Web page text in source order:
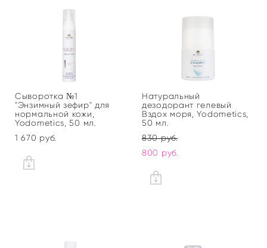
Сыворотка №1
"Энзимный зефир" для
нормальной кожи,
Yodometics, 50 мл.
1 670 pуб.
Натуральный
дезодорант гелевый
Вздох моря, Yodometics,
50 мл.
830 pуб.
800 pуб.